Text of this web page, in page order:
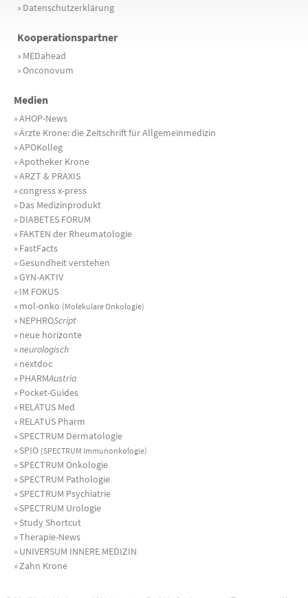
»Datenschutzerklärung
Kooperationspartner
»MEDahead
»Onconovum
Medien
»AHOP-News
»Ärzte Krone: die Zeitschrift für Allgemeinmedizin
»APOKolleg
»Apotheker Krone
»ARZT & PRAXIS
»congress x-press
»Das Medizinprodukt
»DIABETES FORUM
»FAKTEN der Rheumatologie
»FastFacts
»Gesundheit verstehen
»GYN-AKTIV
»IM FOKUS
»mol-onko (Molekulare Onkologie)
»NEPHROScript
»neue horizonte
»neurologisch
»nextdoc
»PHARMAustria
»Pocket-Guides
»RELATUS Med
»RELATUS Pharm
»SPECTRUM Dermatologie
»SPIO (SPECTRUM Immunonkologie)
»SPECTRUM Onkologie
»SPECTRUM Pathologie
»SPECTRUM Psychiatrie
»SPECTRUM Urologie
»Study Shortcut
»Therapie-News
»UNIVERSUM INNERE MEDIZIN
»Zahn Krone